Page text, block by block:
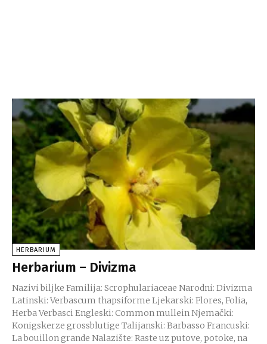
HERBARIUM
Herbarium – Divizma
Nazivi biljke Familija: Scrophulariaceae Narodni: Divizma
Latinski: Verbascum thapsiforme Ljekarski: Flores, Folia,
Herba Verbasci Engleski: Common mullein Njemački:
Konigskerze grossblutige Talijanski: Barbasso Francuski:
La bouillon grande Nalazište: Raste uz putove, potoke, na